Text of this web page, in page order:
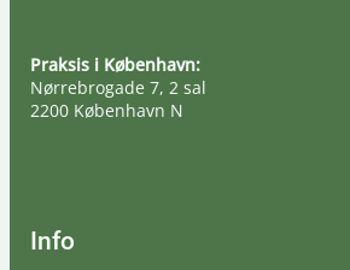
Praksis i København:
Nørrebrogade 7, 2 sal
2200 København N
Info